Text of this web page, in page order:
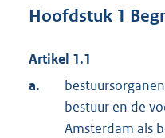
Hoofdstuk 1
Artikel 1.1
a.
bestuur en de
Amsterdam als